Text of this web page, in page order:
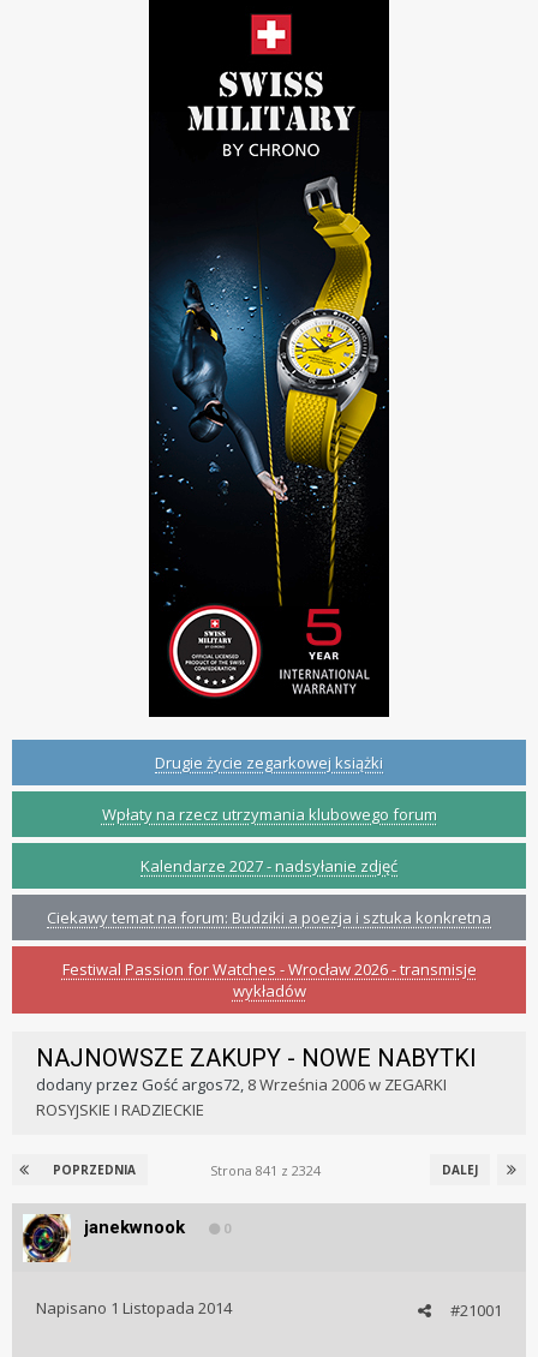
Drugie życie zegarkowej książki
Wpłaty na rzecz utrzymania klubowego forum
Kalendarze 2027 - nadsyłanie zdjęć
Ciekawy temat na forum: Budziki a poezja i sztuka konkretna
Festiwal Passion for Watches - Wrocław 2026 - transmisje
wykładów
NAJNOWSZE ZAKUPY - NOWE NABYTKI
dodany przez Gość argos72, 8 Września 2006w ZEGARKI
ROSYJSKIE I RADZIECKIE
POPRZEDNIA DALEJ
Strona 841 z 2324
janekwnook 0
#21001
Napisano 1 Listopada 2014